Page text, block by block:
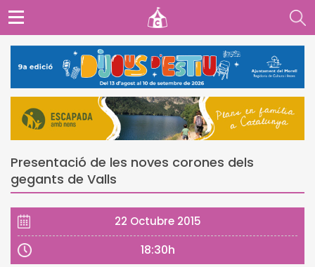
Presentació de les noves corones dels
gegants de Valls
22 Octubre 2015
18:30h